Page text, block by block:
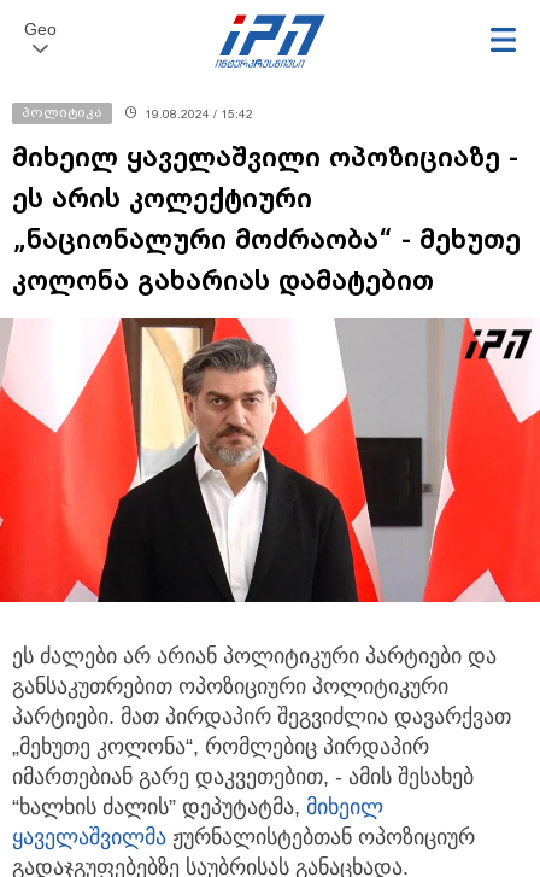
Geo
პოლიტიკა 19.08.2024 / 15:42
მიხეილ ყაველაშვილი ოპოზიციაზე -
ეს არის კოლექტიური
„ნაციონალური მოძრაობა“ - მეხუთე
კოლონა გახარიას დამატებით
ეს ძალები არ არიან პოლიტიკური პარტიები და
განსაკუთრებით ოპოზიციური პოლიტიკური
პარტიები. მათ პირდაპირ შეგვიძლია დავარქვათ
„მეხუთე კოლონა“, რომლებიც პირდაპირ
იმართებიან გარე დაკვეთებით, - ამის შესახებ
“ხალხის ძალის” დეპუტატმა, მიხეილ
ყაველაშვილმა ჟურნალისტებთან ოპოზიციურ
გადაჯგუფებებზე საუბრისას განაცხადა.